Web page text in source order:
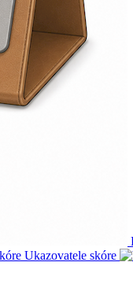
Ukazovatele skóre